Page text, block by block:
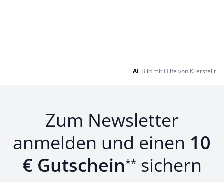
AI Bild mit Hilfe von KI erstellt
Zum Newsletter
anmelden und einen 10
€ Gutschein** sichern